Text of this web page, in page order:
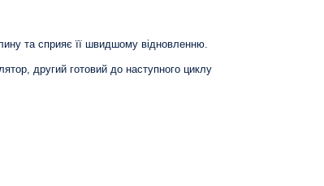
та сприяє її швидшому відновленню.
другий готовий до наступного циклу